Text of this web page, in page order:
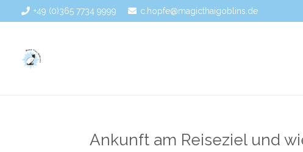
+49 (0)365 7734 9999 c.hopfe@magicthaigoblins.de
Ankunft am Reiseziel und